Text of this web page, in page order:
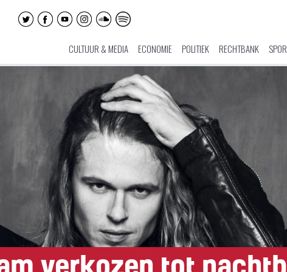
CULTUUR & MEDIA ECONOMIE POLITIEK RECHTBANK
verkozen tot